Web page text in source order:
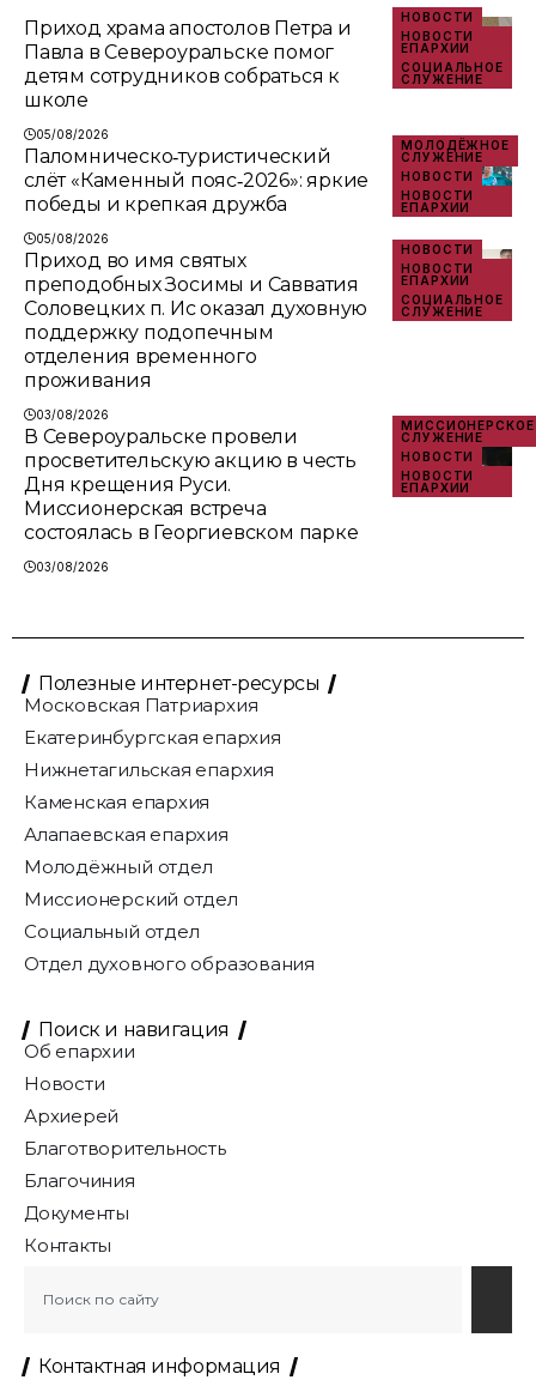
НОВОСТИ
НОВОСТИ
ЕПАРХИИ
СОЦИАЛЬНОЕ
СЛУЖЕНИЕ
Приход храма апостолов Петра и
Павла в Североуральске помог
детям сотрудников собраться к
школе
05/08/2026
МОЛОДЁЖНОЕ
СЛУЖЕНИЕ
НОВОСТИ
НОВОСТИ
ЕПАРХИИ
Паломническо‑туристический
слёт «Каменный пояс‑2026»: яркие
победы и крепкая дружба
05/08/2026
НОВОСТИ
НОВОСТИ
ЕПАРХИИ
СОЦИАЛЬНОЕ
СЛУЖЕНИЕ
Приход во имя святых
преподобных Зосимы и Савватия
Соловецких п. Ис оказал духовную
поддержку подопечным
отделения временного
проживания
03/08/2026
МИССИОНЕРСКОЕ
СЛУЖЕНИЕ
НОВОСТИ
НОВОСТИ
ЕПАРХИИ
В Североуральске провели
просветительскую акцию в честь
Дня крещения Руси.
Миссионерская встреча
состоялась в Георгиевском парке
03/08/2026
Полезные интернет-ресурсы
Московская Патриархия
Екатеринбургская епархия
Нижнетагильская епархия
Каменская епархия
Алапаевская епархия
Молодёжный отдел
Миссионерский отдел
Социальный отдел
Отдел духовного образования
Поиск и навигация
Об епархии
Новости
Архиерей
Благотворительность
Благочиния
Документы
Контакты
Контактная информация